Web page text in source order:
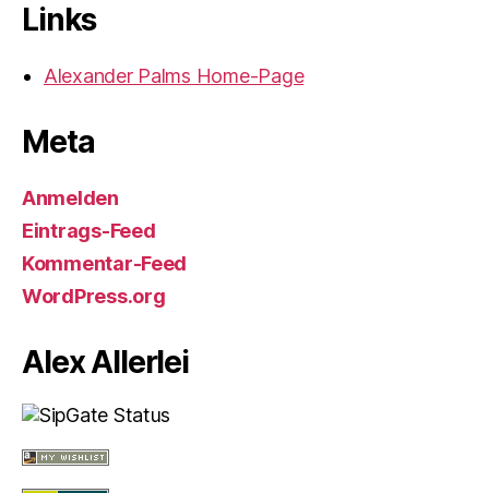
Links
Alexander Palms Home-Page
Meta
Anmelden
Eintrags-Feed
Kommentar-Feed
WordPress.org
Alex Allerlei